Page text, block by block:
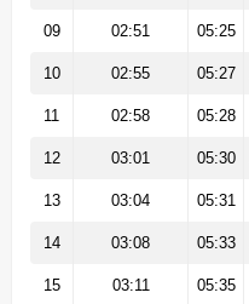
09 02:51 05:25
10 02:55 05:27
11 02:58 05:28
12 03:01 05:30
13 03:04 05:31
14 03:08 05:33
15 03:11 05:35